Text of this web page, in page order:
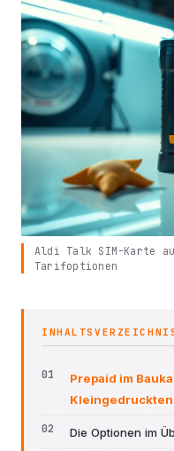
Aldi Talk SIM-Karte
Tarifoptionen
Prepaid im
Kleingedruckten
Die Optionen im